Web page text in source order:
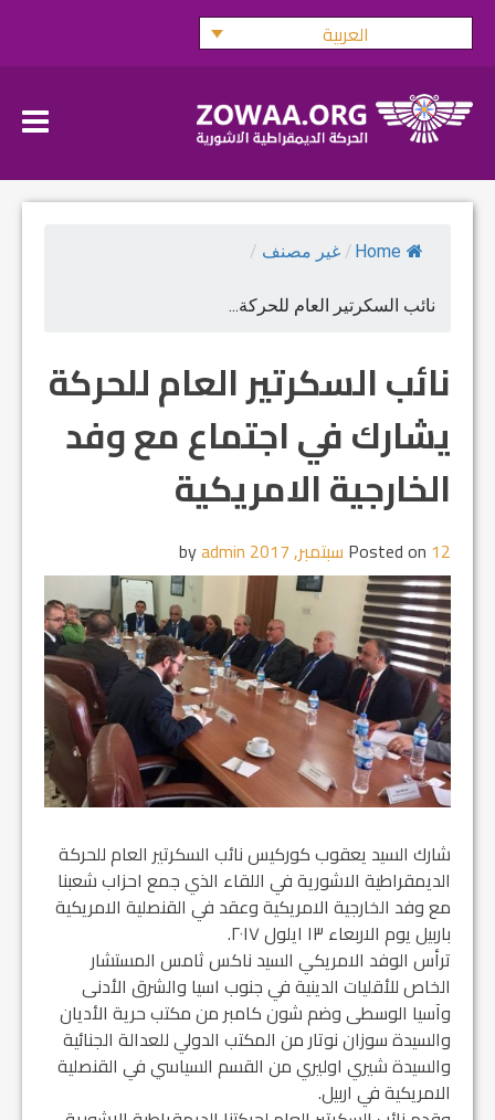
Skip
العربية
Home
/ غير مصنف /
نائب السكرتير العام للحركة...
نائب السكرتير العام للحركة
يشارك في اجتماع مع وفد
الخارجية الامريكية
Posted on 12 سبتمبر, 2017 admin
شارك السيد يعقوب كوركيس نائب السكرتير العام للحركة
الديمقراطية الاشورية في اللقاء الذي جمع احزاب شعبنا
مع وفد الخارجية الامريكية وعقد في القنصلية الامريكية
باربيل يوم الاربعاء ١٣ ايلول ٢٠١٧.
ترأس الوفد الامريكي السيد ناكس ثامس المستشار
الخاص للأقليات الدينية في جنوب اسيا والشرق الأدنى
وآسيا الوسطى وضم شون كامبر من مكتب حرية الأديان
والسيدة سوزان نوتار من المكتب الدولي للعدالة الجنائية
والسيدة شيري اوليري من القسم السياسي في القنصلية
الامريكية في اربيل.